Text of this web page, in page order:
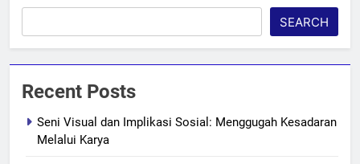
SEARCH
Recent Posts
Seni Visual dan Implikasi Sosial: Menggugah Kesadaran
Melalui Karya